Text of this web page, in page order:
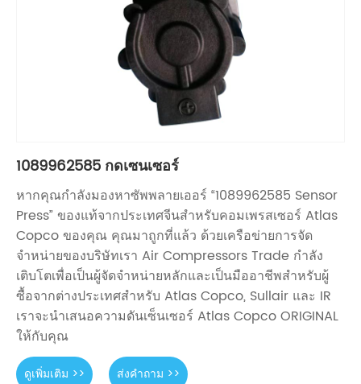
1089962585 กดเซนเซอร์
หากคุณกำลังมองหาซัพพลายเออร์ “1089962585 Sensor
Press” ของแท้จากประเทศจีนสำหรับคอมเพรสเซอร์ Atlas
Copco ของคุณ คุณมาถูกที่แล้ว ด้วยเครือข่ายการจัด
จำหน่ายของบริษัทเรา Air Compressors Trade กำลัง
เติบโตเพื่อเป็นผู้จัดจำหน่ายหลักและเป็นมืออาชีพสำหรับผู้
ซื้อจากต่างประเทศสำหรับ Atlas Copco, Sullair และ IR
เราจะนำเสนอความดันเซ็นเซอร์ Atlas Copco ORIGINAL
ให้กับคุณ
ดูเพิ่มเติม >> ส่งคำถาม >>